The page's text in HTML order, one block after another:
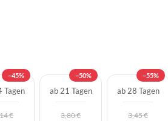
−45%
Tagen
€
−50%
ab 21 Tagen
3,80 €
−55%
ab 28 Tagen
3,45 €